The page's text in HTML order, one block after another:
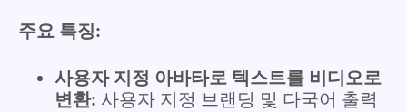
주요 특징:
사용자 지정 아바타로 텍스트를 비디오로
변환: 사용자 지정 브랜딩 및 다국어 출력